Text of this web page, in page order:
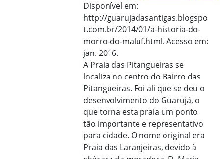
Disponível em:
http://guarujadasantigas.blogspo
t.com.br/2014/01/a-historia-do-
morro-do-maluf.html. Acesso em:
jan. 2016.
A Praia das Pitangueiras se
localiza no centro do Bairro das
Pitangueiras. Foi ali que se deu o
desenvolvimento do Guarujá, o
que torna esta praia um ponto
tão importante e representativo
para cidade. O nome original era
Praia das Laranjeiras, devido à